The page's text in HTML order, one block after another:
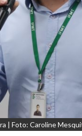
| Foto: Caroline